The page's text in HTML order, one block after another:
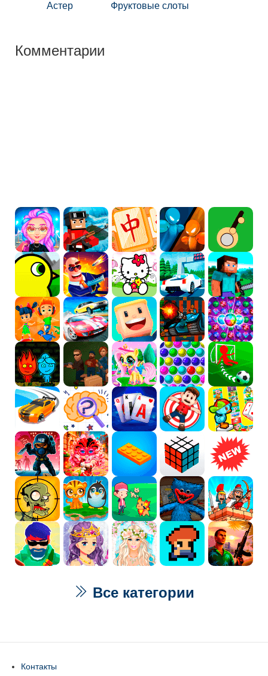
Астер Фруктовые слоты
Комментарии
Все категории
Контакты